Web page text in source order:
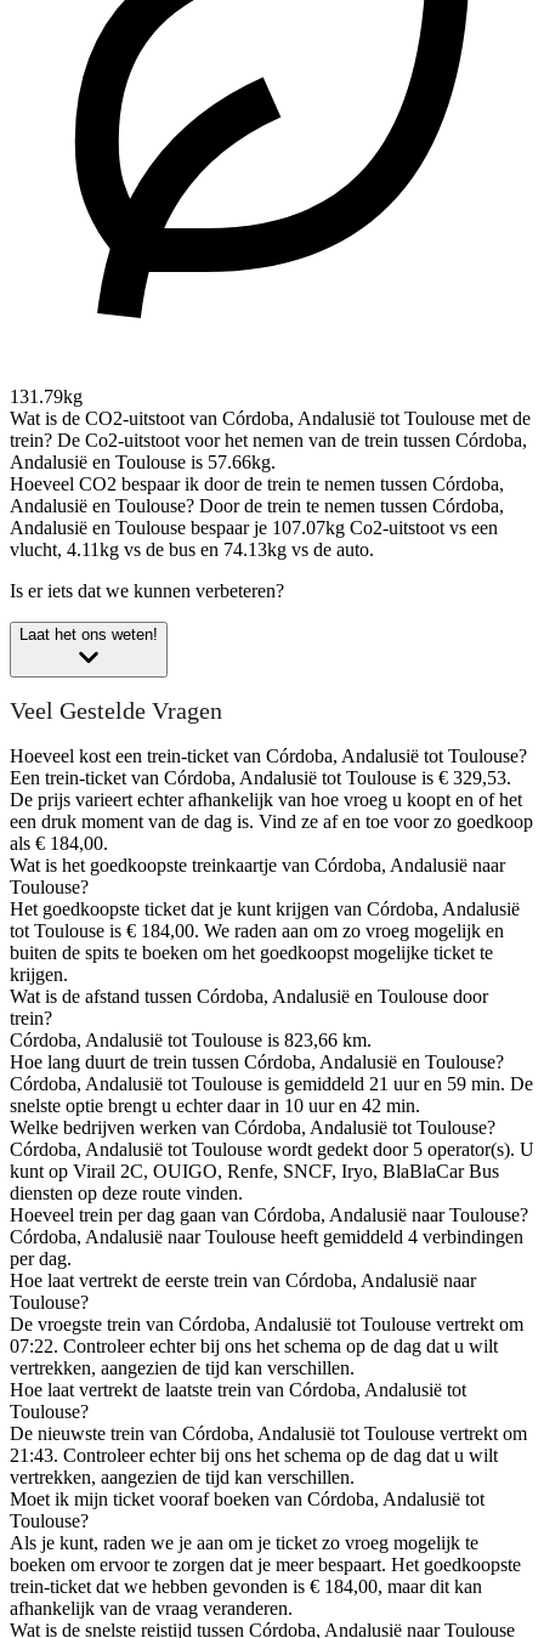
131.79kg
Wat is de CO2-uitstoot van Córdoba, Andalusië tot Toulouse met de
trein? De Co2-uitstoot voor het nemen van de trein tussen Córdoba,
Andalusië en Toulouse is 57.66kg.
Hoeveel CO2 bespaar ik door de trein te nemen tussen Córdoba,
Andalusië en Toulouse? Door de trein te nemen tussen Córdoba,
Andalusië en Toulouse bespaar je 107.07kg Co2-uitstoot vs een
vlucht, 4.11kg vs de bus en 74.13kg vs de auto.
Is er iets dat we kunnen verbeteren?
Laat het ons weten!
Veel Gestelde Vragen
Hoeveel kost een trein-ticket van Córdoba, Andalusië tot Toulouse?
Een trein-ticket van Córdoba, Andalusië tot Toulouse is € 329,53.
De prijs varieert echter afhankelijk van hoe vroeg u koopt en of het
een druk moment van de dag is. Vind ze af en toe voor zo goedkoop
als € 184,00.
Wat is het goedkoopste treinkaartje van Córdoba, Andalusië naar
Toulouse?
Het goedkoopste ticket dat je kunt krijgen van Córdoba, Andalusië
tot Toulouse is € 184,00. We raden aan om zo vroeg mogelijk en
buiten de spits te boeken om het goedkoopst mogelijke ticket te
krijgen.
Wat is de afstand tussen Córdoba, Andalusië en Toulouse door
trein?
Córdoba, Andalusië tot Toulouse is 823,66 km.
Hoe lang duurt de trein tussen Córdoba, Andalusië en Toulouse?
Córdoba, Andalusië tot Toulouse is gemiddeld 21 uur en 59 min. De
snelste optie brengt u echter daar in 10 uur en 42 min.
Welke bedrijven werken van Córdoba, Andalusië tot Toulouse?
Córdoba, Andalusië tot Toulouse wordt gedekt door 5 operator(s). U
kunt op Virail 2C, OUIGO, Renfe, SNCF, Iryo, BlaBlaCar Bus
diensten op deze route vinden.
Hoeveel trein per dag gaan van Córdoba, Andalusië naar Toulouse?
Córdoba, Andalusië naar Toulouse heeft gemiddeld 4 verbindingen
per dag.
Hoe laat vertrekt de eerste trein van Córdoba, Andalusië naar
Toulouse?
De vroegste trein van Córdoba, Andalusië tot Toulouse vertrekt om
07:22. Controleer echter bij ons het schema op de dag dat u wilt
vertrekken, aangezien de tijd kan verschillen.
Hoe laat vertrekt de laatste trein van Córdoba, Andalusië tot
Toulouse?
De nieuwste trein van Córdoba, Andalusië tot Toulouse vertrekt om
21:43. Controleer echter bij ons het schema op de dag dat u wilt
vertrekken, aangezien de tijd kan verschillen.
Moet ik mijn ticket vooraf boeken van Córdoba, Andalusië tot
Toulouse?
Als je kunt, raden we je aan om je ticket zo vroeg mogelijk te
boeken om ervoor te zorgen dat je meer bespaart. Het goedkoopste
trein-ticket dat we hebben gevonden is € 184,00, maar dit kan
afhankelijk van de vraag veranderen.
Wat is de snelste reistijd tussen Córdoba, Andalusië naar Toulouse